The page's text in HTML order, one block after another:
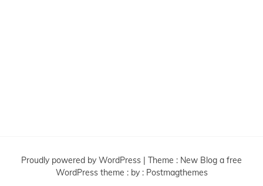
Proudly powered by WordPress | Theme : New Blog a free
WordPress theme : by : Postmagthemes